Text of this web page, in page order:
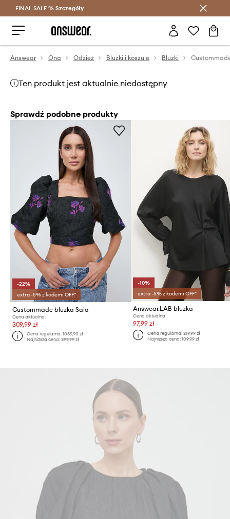
Oszczędzaj z Answear Club >
FINAL SALE % Szczegóły
Answear Ona Odzież Bluzki i koszule Bluzki
Ten produkt jest aktualnie niedostępny
Sprawdź podobne produkty
-22%
extra -5% z kodem: OFF*
Custommade bluzka Saia
Cena aktualna:
309,99 zł
Cena regularna:1039,90 zł
Najniższa cena:399,99 zł
-10%
extra -5% z kodem: OFF*
Answear.LAB bluzka
Cena aktualna:
97,99 zł
Cena regularna: 219,99 zł
Najniższa cena: 109,99 zł